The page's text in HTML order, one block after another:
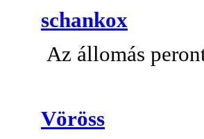
schankox
Az állomás
Vöröss